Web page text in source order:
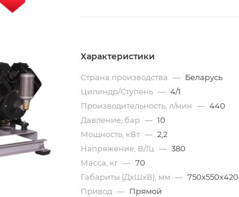
Характеристики
Страна производства — Беларусь
Цилиндр/Ступень — 4/1
Производительность, л/мин — 440
Давление, бар — 10
Мощность, кВт — 2,2
Напряжение, В/Гц — 380
Масса, кг — 70
Габариты (ДхШхВ), мм — 750х550х420
Привод — Прямой